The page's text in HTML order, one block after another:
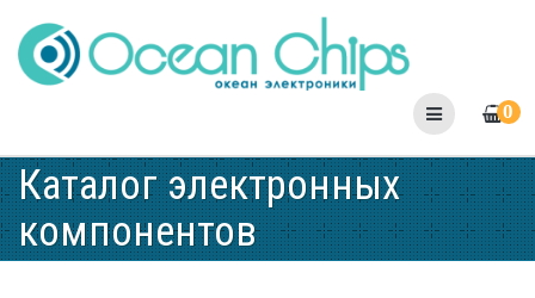
to
content
0
Каталог электронных
компонентов